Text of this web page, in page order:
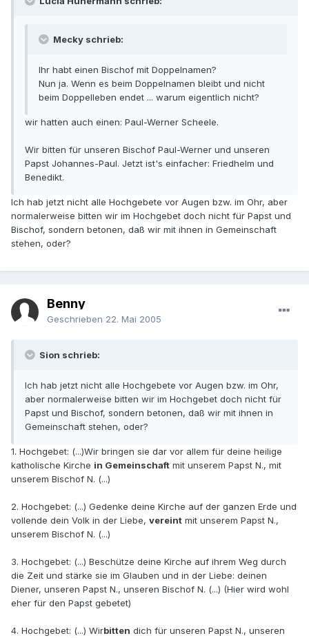
Mecky schrieb:
Ihr habt einen Bischof mit Doppelnamen?
Nun ja. Wenn es beim Doppelnamen bleibt und nicht
beim Doppelleben endet ... warum eigentlich nicht?
wir hatten auch einen: Paul-Werner Scheele.
Wir bitten für unseren Bischof Paul-Werner und unseren
Papst Johannes-Paul. Jetzt ist's einfacher: Friedhelm und
Benedikt.
Ich hab jetzt nicht alle Hochgebete vor Augen bzw. im Ohr, aber
normalerweise bitten wir im Hochgebet doch nicht für Papst und
Bischof, sondern betonen, daß wir mit ihnen in Gemeinschaft
stehen, oder?
Benny
Geschrieben 22. Mai 2005
Sion schrieb:
Ich hab jetzt nicht alle Hochgebete vor Augen bzw. im Ohr,
aber normalerweise bitten wir im Hochgebet doch nicht für
Papst und Bischof, sondern betonen, daß wir mit ihnen in
Gemeinschaft stehen, oder?
1. Hochgebet: (...)Wir bringen sie dar vor allem für deine heilige
katholische Kirche in Gemeinschaft mit unserem Papst N., mit
unserem Bischof N. (...)
2. Hochgebet: (...) Gedenke deine Kirche auf der ganzen Erde und
vollende dein Volk in der Liebe, vereint mit unserem Papst N.,
unserem Bischof N. (...)
3. Hochgebet: (...) Beschütze deine Kirche auf ihrem Weg durch
die Zeit und stärke sie im Glauben und in der Liebe: deinen
Diener, unseren Papst N., unseren Bischof N. (...) (Hier wird wohl
eher für den Papst gebetet)
4. Hochgebet: (...) Wirbitten dich für unseren Papst N., unseren